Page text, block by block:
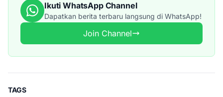
Ikuti WhatsApp Channel
Dapatkan berita terbaru langsung di WhatsApp!
Join Channel
TAGS